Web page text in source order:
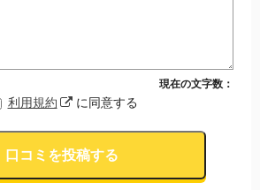
現在の文字数：
利用規約 に同意する
口コミを投稿する